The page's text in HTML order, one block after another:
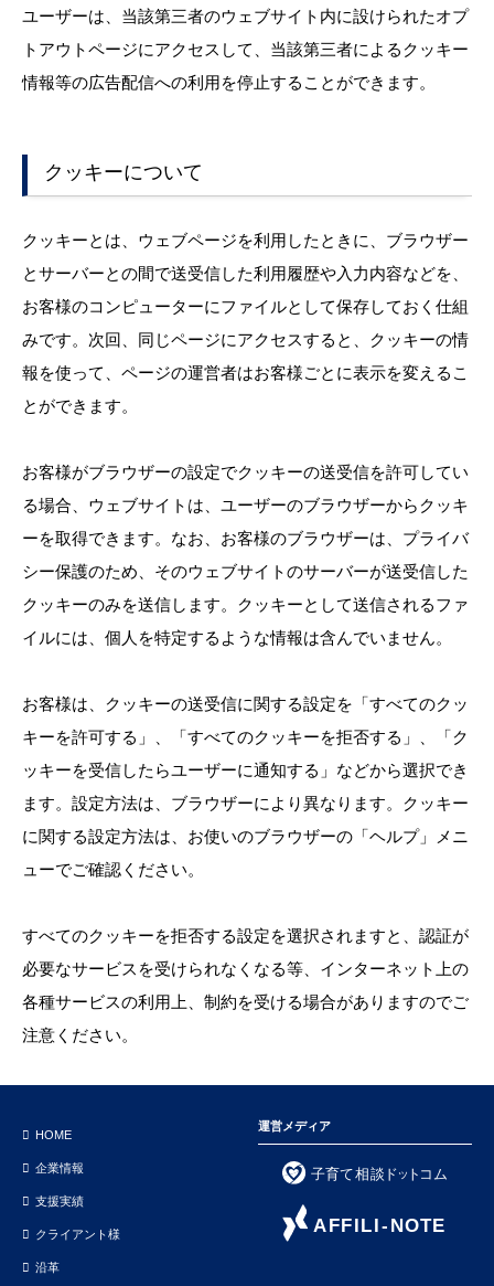
ユーザーは、当該第三者のウェブサイト内に設けられたオプ
トアウトページにアクセスして、当該第三者によるクッキー
情報等の広告配信への利用を停止することができます。
クッキーについて
クッキーとは、ウェブページを利用したときに、ブラウザー
とサーバーとの間で送受信した利用履歴や入力内容などを、
お客様のコンピューターにファイルとして保存しておく仕組
みです。次回、同じページにアクセスすると、クッキーの情
報を使って、ページの運営者はお客様ごとに表示を変えるこ
とができます。
お客様がブラウザーの設定でクッキーの送受信を許可してい
る場合、ウェブサイトは、ユーザーのブラウザーからクッキ
ーを取得できます。なお、お客様のブラウザーは、プライバ
シー保護のため、そのウェブサイトのサーバーが送受信した
クッキーのみを送信します。クッキーとして送信されるファ
イルには、個人を特定するような情報は含んでいません。
お客様は、クッキーの送受信に関する設定を「すべてのクッ
キーを許可する」、「すべてのクッキーを拒否する」、「ク
ッキーを受信したらユーザーに通知する」などから選択でき
ます。設定方法は、ブラウザーにより異なります。クッキー
に関する設定方法は、お使いのブラウザーの「ヘルプ」メニ
ューでご確認ください。
すべてのクッキーを拒否する設定を選択されますと、認証が
必要なサービスを受けられなくなる等、インターネット上の
各種サービスの利用上、制約を受ける場合がありますのでご
注意ください。
HOME
企業情報
支援実績
クライアント様
沿革
運営メディア